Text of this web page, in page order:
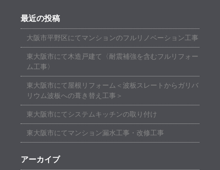
最近の投稿
大阪市平野区にてマンションのフルリノベーション工事
東大阪市にて木造戸建て〈耐震補強を含むフルリフォー
ム工事〉
東大阪市にて屋根リフォーム＜波板スレートからガリバ
リウム波板への葺き替え工事＞
東大阪市にてシステムキッチンの取り付け
東大阪市にてマンション漏水工事・改修工事
アーカイブ